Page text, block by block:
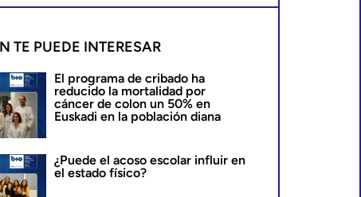
TE PUEDE INTERESAR
El programa de cribado ha
reducido la mortalidad por
cáncer de colon un 50% en
Euskadi en la población diana
¿Puede el acoso escolar influir en
el estado físico?